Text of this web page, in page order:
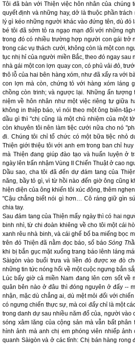
Tôi đã bàn với Thiện việc hôn nhân của chúng
quyết định và những hay, dở là thuộc phần
lý gì kéo những người khác vào đứng tên, dù đó
bé tôi đã sớm tỏ ra ngạo mạn đối với những
trong đó có nhiều trường hợp người con gái trở
trong các vụ thách cưới, không còn là một con
tục nhị hỉ của người miền Bắc, theo đó ngay sau
nhà gái một con lợn quay con, có phủ vải đỏ,
thô lỗ của hai bên hàng xóm, như đã xẩy ra với
con lợn mà còn, chứng tỏ với hàng xóm láng
chồng còn trinh; và ngược lại. Những ấn
niệm về hôn nhân như một việc riêng tư giữa
không in thiệp báo, vì nói theo một ông biên-
dầu gì thì "chị cũng là một chủ nhiệm của một
còn khuyên tôi nên làm tiệc cưới nữa cho nó
đi. Chúng tôi chỉ tổ chức có một bữa tiệc nhỏ
Thiện giới thiệu tôi với anh em trong ban chỉ
mà Thiện đang giúp đào tạo và huấn luyện ở
ngày lên trấn nhậm Vùng II Chiến Thuật ở cao
Dầu sao, cha tôi đã đến dự đám tang của
năng, bầy tỏ gì, vì từ hồi nào đến giờ ông cũng
hiện diện của ông khiến tôi xúc động, thêm
"Cậu chẳng biết nói gì hơn… Cô ráng giữ gìn
chia tay.
Sau đám tang của Thiện mấy ngày thì có hai
binh nhì, từ chi đoàn khiêng về cho tôi một cái
xanh rêu nhà binh, và cái ghế bố ba miếng bọc
trên đó Thiện đã nằm đọc báo, số báoSóng
khi bị bắn gục mặt xuống trang báo lênh láng
Sàigòn vào buổi trưa và liền đó được xe đò
những tin tức nóng hổi về một cuộc ngưng bắn
Lúc bấy giờ cả miền Nam đang lên cơn sốt về
quân bên nào ở đâu thì đóng nguyên ở đấy --
nhận, mặc dù chẳng ai, dù mệt mỏi đối với
có ngưng chiến thực sự, mà coi đấy chỉ là một
trong danh dự sau nhiều năm đổ của, người vào
sóng xâm lăng của cộng sản mà vẫn bất
hình ảnh mà anh chị em phóng viên nhiếp ảnh
quanh Sàigòn và ở các tỉnh: Chị bán hàng rong